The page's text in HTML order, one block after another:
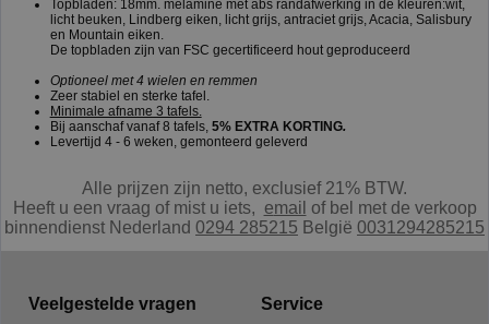
Topbladen: 18mm. melamine met abs randafwerking in de kleuren:wit,
licht beuken, Lindberg eiken, licht grijs, antraciet grijs, Acacia, Salisbury
en Mountain eiken.
De topbladen zijn van FSC gecertificeerd hout geproduceerd
Optioneel met 4 wielen en remmen
Zeer stabiel en sterke tafel.
Minimale afname 3 tafels.
Bij aanschaf vanaf 8 tafels, 5% EXTRA KORTING.
Levertijd 4 - 6 weken, gemonteerd geleverd
Alle prijzen zijn netto, exclusief 21% BTW.
Heeft u een vraag of mist u iets, email of bel met de verkoop
binnendienst Nederland 0294 285215 België 0031294285215
Veelgestelde vragen
Service